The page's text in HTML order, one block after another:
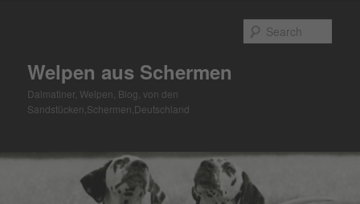
Welpen aus Schermen
Dalmatiner, Welpen, Blog, von den
Sandstücken,Schermen,Deutschland